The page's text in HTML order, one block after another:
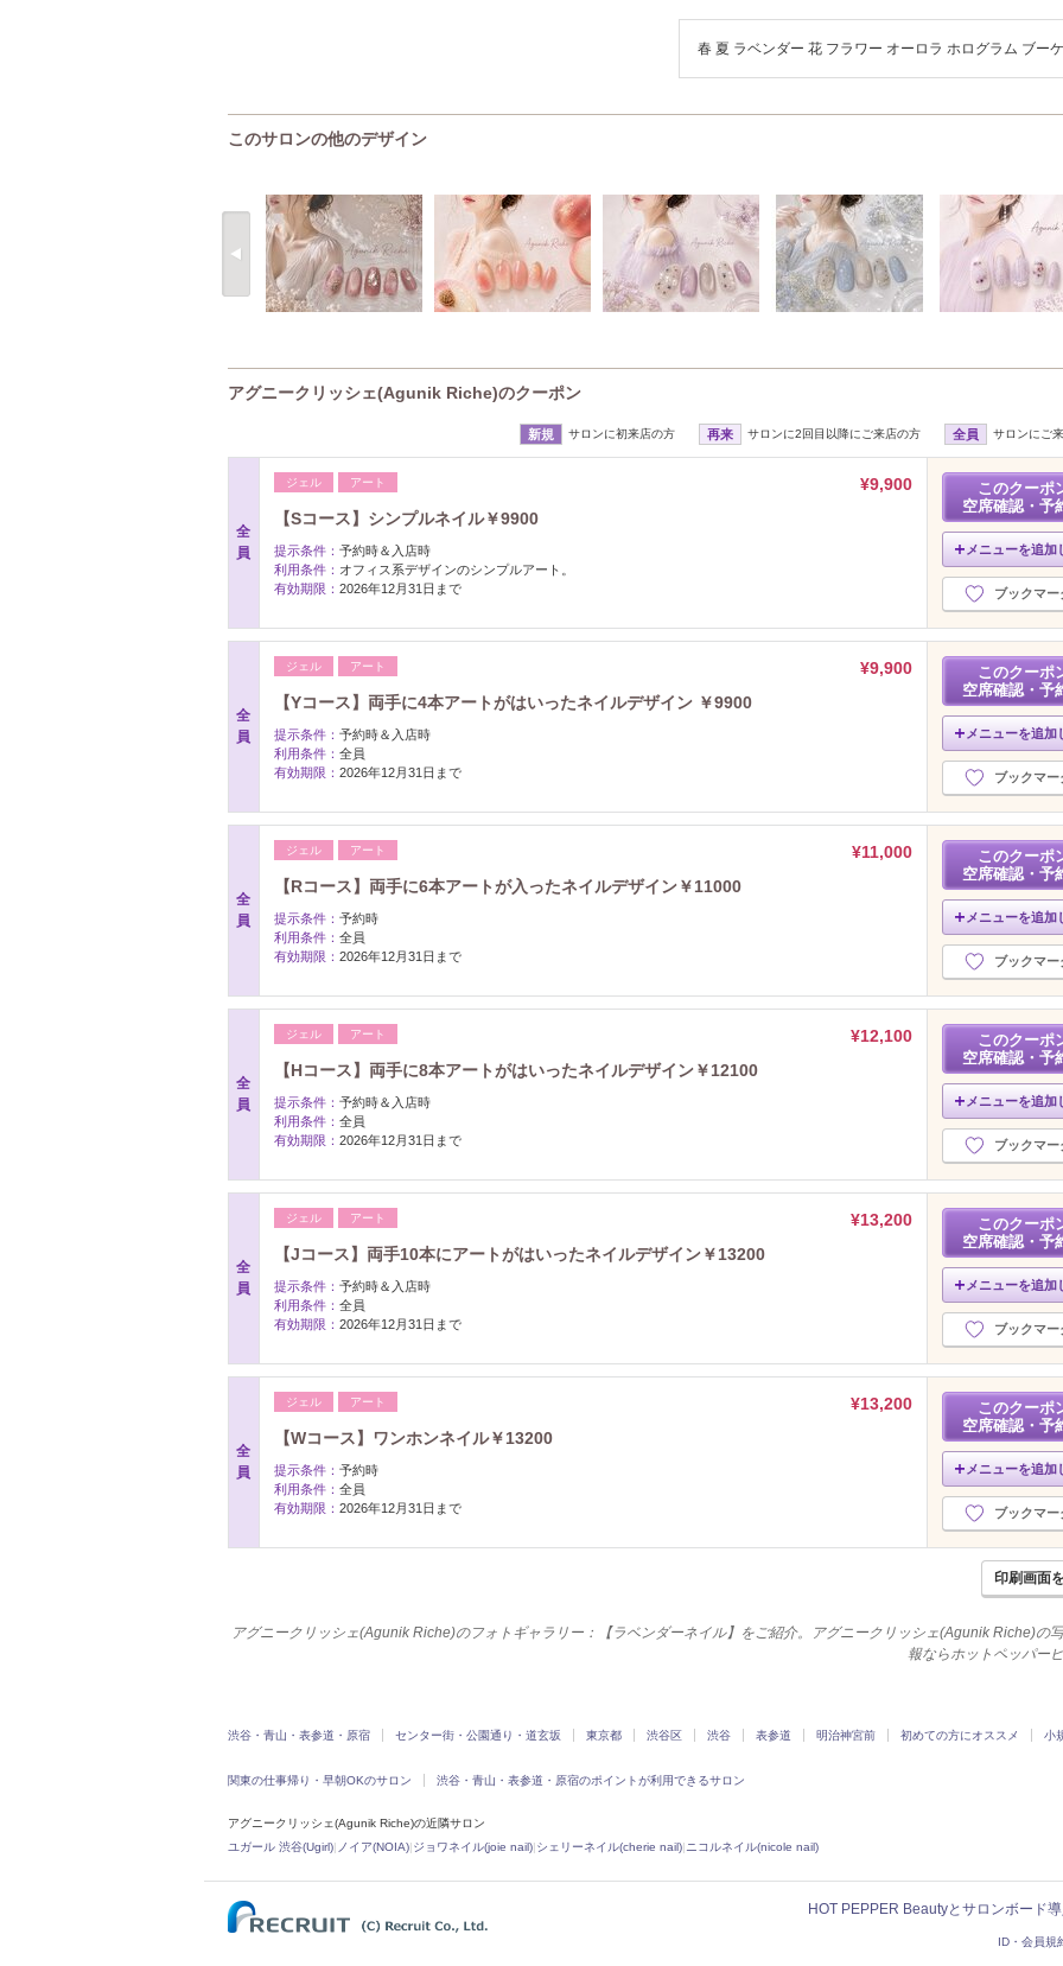
春 夏 ラベンダー 花 フラワー オーロラ ホログラム ブーケ
このサロンの他のデザイン
アグニークリッシェ(Agunik Riche)のクーポン
新規 サロンに初来店の方 再来 サロンに2回目以降にご来店の方 全員 サロンにご
全
員
ジェル アート
¥9,900
【Sコース】シンプルネイル￥9900
提示条件： 予約時＆入店時
利用条件： オフィス系デザインのシンプルアート。
有効期限： 2026年12月31日まで
このクーポ
空席確認・予
メニューを追加
ブックマー
全
員
ジェル アート
¥9,900
【Yコース】両手に4本アートがはいったネイルデザイン ￥9900
提示条件： 予約時＆入店時
利用条件： 全員
有効期限： 2026年12月31日まで
このクーポ
空席確認・予
メニューを追加
ブックマー
全
員
ジェル アート
¥11,000
【Rコース】両手に6本アートが入ったネイルデザイン￥11000
提示条件： 予約時
利用条件： 全員
有効期限： 2026年12月31日まで
このクーポ
空席確認・予
メニューを追加
ブックマー
全
員
ジェル アート
¥12,100
【Hコース】両手に8本アートがはいったネイルデザイン￥12100
提示条件： 予約時＆入店時
利用条件： 全員
有効期限： 2026年12月31日まで
このクーポ
空席確認・予
メニューを追加
ブックマー
全
員
ジェル アート
¥13,200
【Jコース】両手10本にアートがはいったネイルデザイン￥13200
提示条件： 予約時＆入店時
利用条件： 全員
有効期限： 2026年12月31日まで
このクーポ
空席確認・予
メニューを追加
ブックマー
全
員
ジェル アート
¥13,200
【Wコース】ワンホンネイル￥13200
提示条件： 予約時
利用条件： 全員
有効期限： 2026年12月31日まで
このクーポ
空席確認・予
メニューを追加
ブックマー
印刷画面
アグニークリッシェ(Agunik Riche)のフォトギャラリー：【ラベンダーネイル】をご紹介。アグニークリッシェ(Agunik Riche)の
報ならホットペッパー
渋谷・青山・表参道・原宿 センター街・公園通り・道玄坂 東京都 渋谷区 渋谷 表参道 明治神宮前 初めての方にオススメ 小
関東の仕事帰り・早朝OKのサロン 渋谷・青山・表参道・原宿のポイントが利用できるサロン
アグニークリッシェ(Agunik Riche)の近隣サロン
ユガール 渋谷(Ugirl)| ノイア(NOIA)|ジョワネイル(joie nail)|シェリーネイル(cherie nail)| ニコルネイル(nicole nail)
HOT PEPPER Beautyとサロンボード
ID・会員規